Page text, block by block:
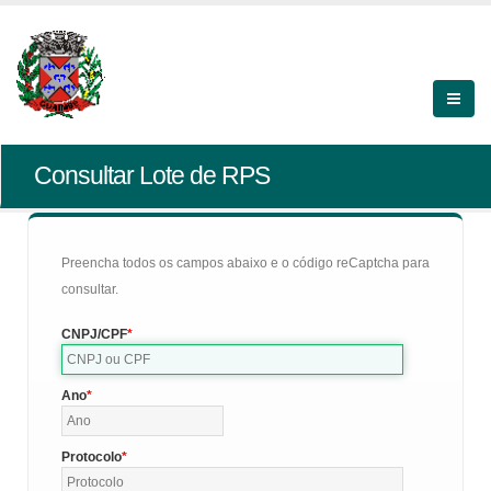
Consultar Lote de RPS
Preencha todos os campos abaixo e o código reCaptcha para
consultar.
CNPJ/CPF
Ano
Protocolo